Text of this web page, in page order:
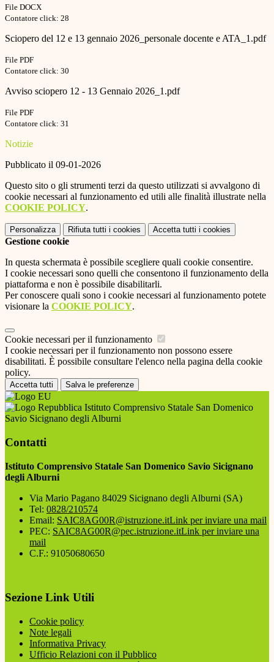
File DOCX
Contatore click: 28
Sciopero del 12 e 13 gennaio 2026_personale docente e ATA_1.pdf
File PDF
Contatore click: 30
Avviso sciopero 12 - 13 Gennaio 2026_1.pdf
File PDF
Contatore click: 31
Notizie
Pubblicato il 09-01-2026
Questo sito o gli strumenti terzi da questo utilizzati si avvalgono di
cookie necessari al funzionamento ed utili alle finalità illustrate nella
COOKIE POLICY.
Personalizza Rifiuta tutti i cookies Accetta tutti i cookies
Gestione cookie
In questa schermata è possibile scegliere quali cookie consentire.
I cookie necessari sono quelli che consentono il funzionamento della
piattaforma e non è possibile disabilitarli.
Per conoscere quali sono i cookie necessari al funzionamento potete
visionare la COOKIE POLICY.
Cookie necessari per il funzionamento
I cookie necessari per il funzionamento non possono essere
disabilitati. È possibile consultare l'elenco nella pagina della cookie
policy.
Accetta tutti Salva le preferenze
Istituto Comprensivo Statale San Domenico
Savio Sicignano degli Alburni
Contatti
Istituto Comprensivo Statale San Domenico Savio Sicignano
degli Alburni
Via Mario Pagano 84029 Sicignano degli Alburni (SA)
Tel: 0828/210574
Email: SAIC8AG00R@istruzione.itLink per inviare una mail
PEC: SAIC8AG00R@pec.istruzione.itLink per inviare una
mail
C.F.: 91050680650
Sezione Link Utili
Cookie policy
Note legali
Informativa Privacy
Ufficio Relazioni con il Pubblico